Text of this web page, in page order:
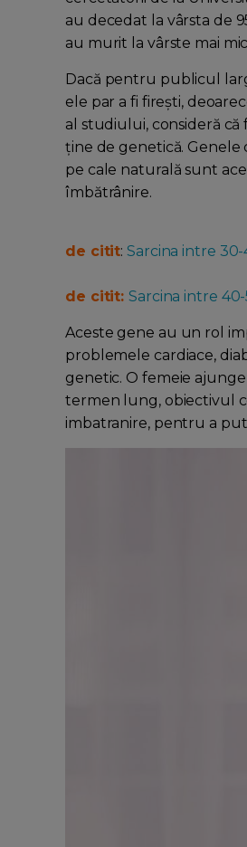
au decedat la vârsta de
au murit la vârste mai
Dacă pentru publicul
ele par a fi firești,
al studiului, consideră
ține de genetică. Genele
pe cale naturală sunt
îmbătrânire.
de citit:Sarcina intre
de citit: Sarcina intre
Aceste gene au un rol
problemele cardiace,
genetic. O femeie
termen lung, obiectivul
imbatranire, pentru a